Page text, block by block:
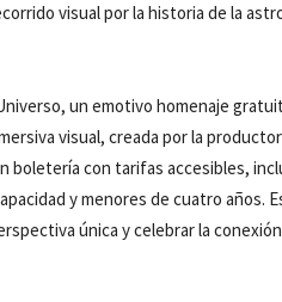
visual por la historia de la
un emotivo homenaje
visual, creada por la
boletería con tarifas accesibles,
y menores de cuatro años.
única y celebrar la